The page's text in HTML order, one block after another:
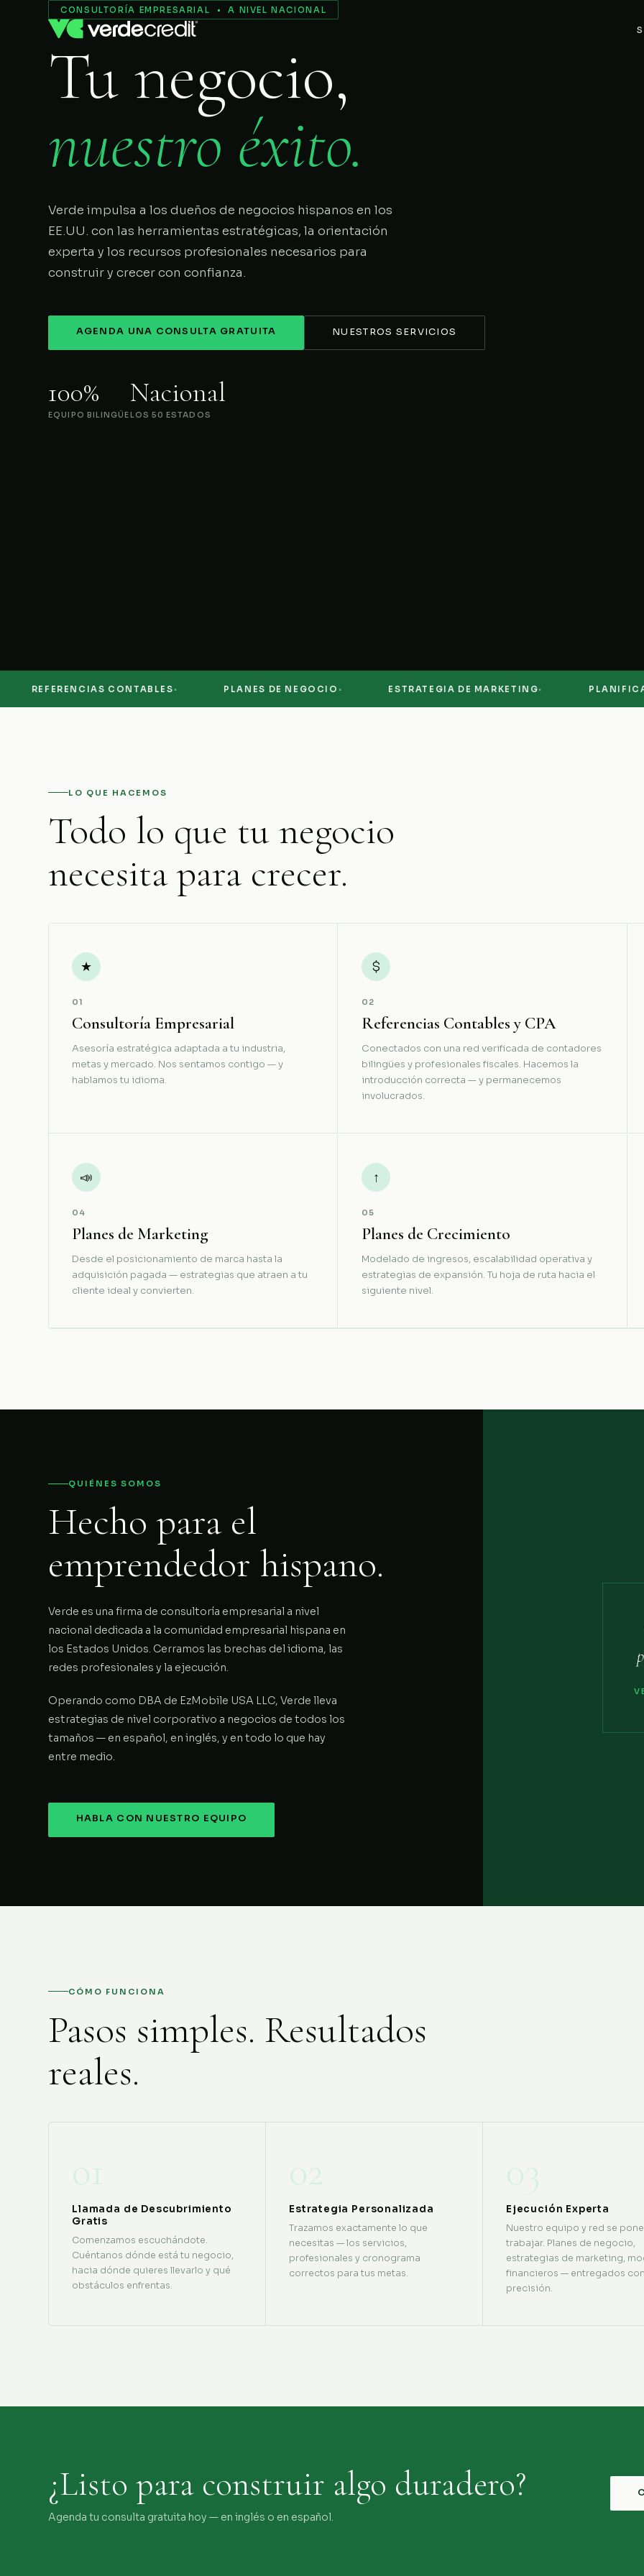
Servicios
Nosotros
Proceso
CONSULTORÍA EMPRESARIAL • A NIVEL NACIONAL
Tu negocio,
nuestro éxito.
Verde impulsa a los dueños de negocios hispanos en los
EE.UU. con las herramientas estratégicas, la orientación
experta y los recursos profesionales necesarios para
construir y crecer con confianza.
AGENDA UNA CONSULTA GRATUITA NUESTROS SERVICIOS
100%
EQUIPO BILINGÜE
Nacional
LOS 50 ESTADOS
REFERENCIAS CONTABLES· PLANES DE NEGOCIO· ESTRATEGIA DE MARKETING ·
LO QUE HACEMOS
Todo lo que tu negocio
necesita para crecer.
★
01
Consultoría Empresarial
Asesoría estratégica adaptada a tu industria,
metas y mercado. Nos sentamos contigo — y
hablamos tu idioma.
$
02
Referencias Contables y CPA
Conectados con una red verificada de contadores
bilingües y profesionales fiscales. Hacemos la
introducción correcta — y permanecemos
involucrados.
📣
04
Planes de Marketing
Desde el posicionamiento de marca hasta la
adquisición pagada — estrategias que atraen a tu
cliente ideal y convierten.
↑
05
Planes de Crecimiento
Modelado de ingresos, escalabilidad operativa y
estrategias de expansión. Tu hoja de ruta hacia el
siguiente nivel.
QUIÉNES SOMOS
Hecho para el
emprendedor hispano.
Verde es una firma de consultoría empresarial a nivel
nacional dedicada a la comunidad empresarial hispana en
los Estados Unidos. Cerramos las brechas del idioma, las
redes profesionales y la ejecución.
Operando como DBA de EzMobile USA LLC, Verde lleva
estrategias de nivel corporativo a negocios de todos los
tamaños — en español, en inglés, y en todo lo que hay
entre medio.
HABLA CON NUESTRO EQUIPO
CÓMO FUNCIONA
Pasos simples. Resultados
reales.
01
Llamada de Descubrimiento
Gratis
Comenzamos escuchándote.
Cuéntanos dónde está tu negocio,
hacia dónde quieres llevarlo y qué
obstáculos enfrentas.
02
Estrategia Personalizada
Trazamos exactamente lo que
necesitas — los servicios,
profesionales y cronograma
correctos para tus metas.
03
Ejecución Experta
Nuestro equipo y red se
trabajar. Planes de negocio,
estrategias de marketing,
financieros — entregados con
precisión.
¿Listo para construir algo duradero?
Agenda tu consulta gratuita hoy — en inglés o en español.